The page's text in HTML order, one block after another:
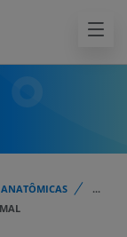
ANATÔMICAS
...